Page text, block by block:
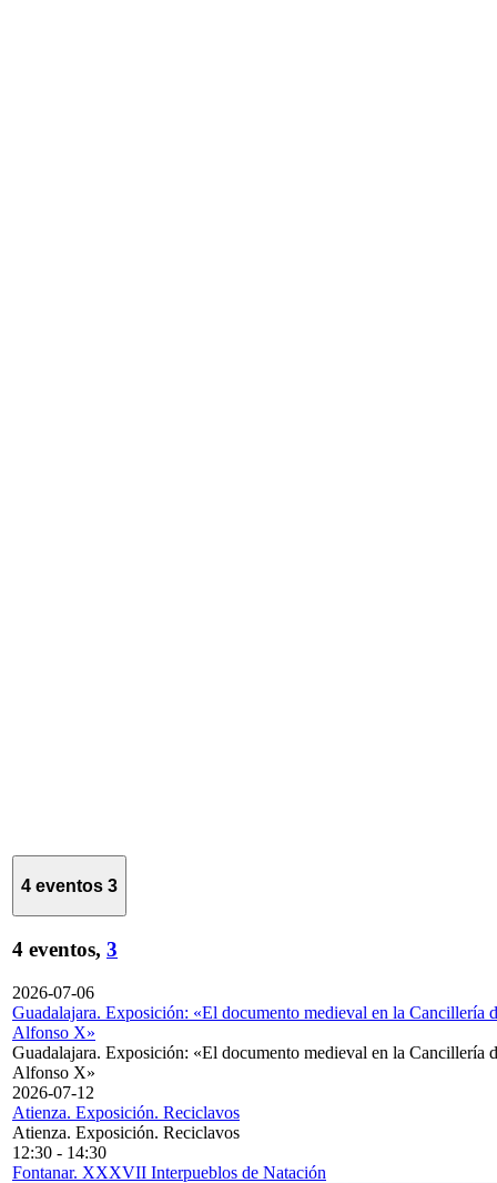
4 eventos 3
4 eventos, 3
2026-07-06
Guadalajara. Exposición: «El documento medieval en la Cancillería
Alfonso X»
Guadalajara. Exposición: «El documento medieval en la Cancillería
Alfonso X»
2026-07-12
Atienza. Exposición. Reciclavos
Atienza. Exposición. Reciclavos
12:30 - 14:30
Fontanar. XXXVII Interpueblos de Natación